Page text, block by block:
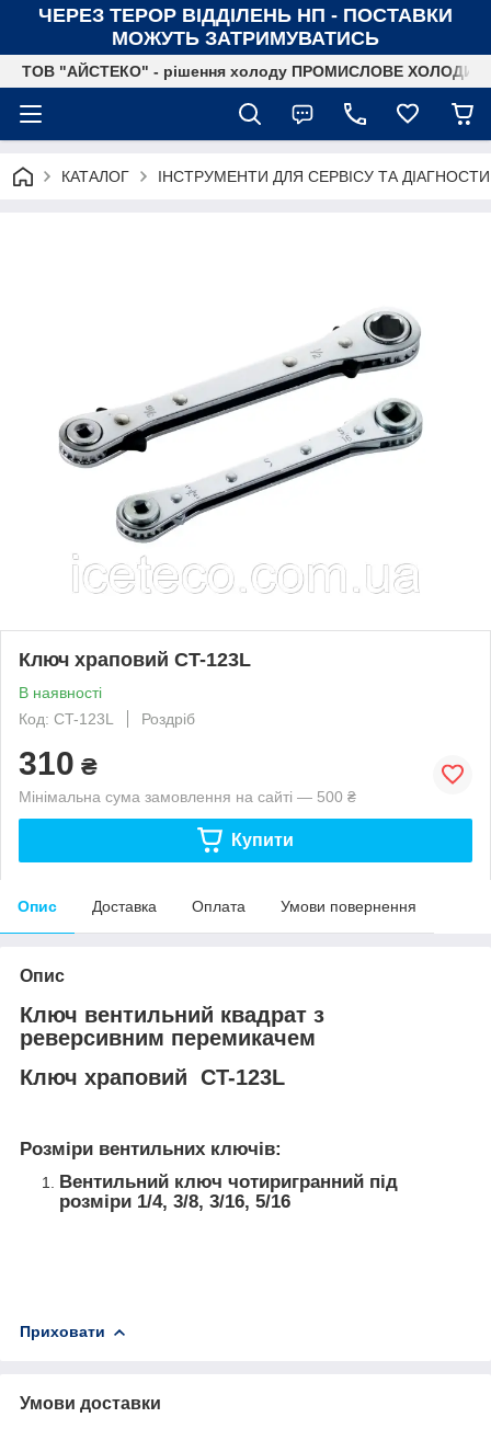
ЧЕРЕЗ ТЕРОР ВІДДІЛЕНЬ НП - ПОСТАВКИ
МОЖУТЬ ЗАТРИМУВАТИСЬ
ТОВ "АЙСТЕКО" - рішення холоду ПРОМИСЛОВЕ
КАТАЛОГ ІНСТРУМЕНТИ ДЛЯ СЕРВІСУ ТА
Ключ храповий CT-123L
В наявності
Код: CT-123L
Роздріб
310 ₴
Мінімальна сума замовлення на сайті — 500 ₴
Купити
Опис Доставка Оплата Умови повернення
Опис
Ключ вентильний квадрат з
реверсивним перемикачем
Ключ храповий CT-123L
Розміри вентильних ключів:
Вентильний ключ чотиригранний під
розміри 1/4, 3/8, 3/16, 5/16
Приховати
Умови доставки